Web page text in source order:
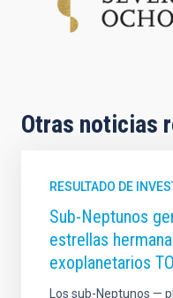
Otras noticias
RESULTADO DE
Sub-Neptunos
estrellas
exoplanetarios
Los sub-Neptunos —